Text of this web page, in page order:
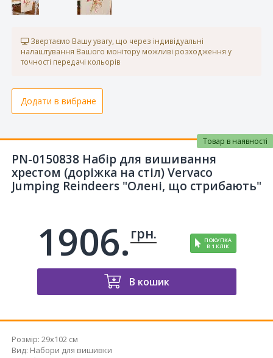
Звертаємо Вашу увагу, що через індивідуальні
налаштування Вашого монітору можливі розходження у
точності передачі кольорів
Додати в вибране
PN-0150838 Набір для вишивання
хрестом (доріжка на стіл) Vervaco
Jumping Reindeers "Олені, що стрибають"
Товар в наявності
1906. грн. ПОКУПКА
В 1 КЛІК
В кошик
Розмір: 29x102 см
Вид: Набори для вишивки